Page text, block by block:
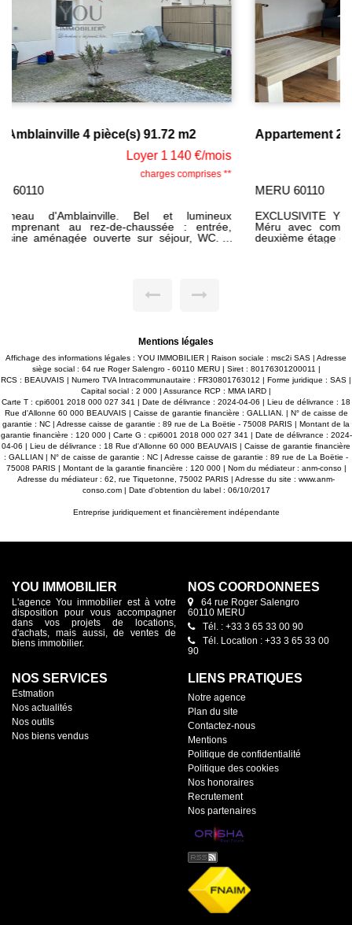
Appartement 2 pièce(s) meublé
MERU 60110
EXCLUSIVITE YOU IMMOBILIER Dans le centre ville de
Méru avec commodités sur place et gare à 5 min. Au
deuxième étage d'un bâtiment, bel et lumineux appartement
compteur EDF et gaz individuels. Disponible de suite.
Mentions légales
Affichage des informations légales : YOU IMMOBILIER | Raison sociale : msc2i SAS | Adresse
siège social : 64 rue Roger Salengro - 60110 MERU | Siret : 80176301200011 |
RCS : BEAUVAIS | Numero TVA Intracommunautaire : FR30801763012 | Forme juridique : SAS |
Capital social : 2 000 | Assurance RCP : MMA IARD |
Carte T : cpi6001 2018 000 027 341 | Date de délivrance : 2024-04-06 | Lieu de délivrance : 18
Rue d'Allonne 60 000 BEAUVAIS | Caisse de garantie financière : GALLIAN. | N° de caisse de
garantie : NC | Adresse caisse de garantie : 89 rue de La Boëtie - 75008 PARIS | Montant de la
garantie financière : 120 000 | Carte G : cpi6001 2018 000 027 341 | Date de délivrance : 2024-
04-06 | Lieu de délivrance : 18 Rue d'Allonne 60 000 BEAUVAIS | Caisse de garantie financière
: GALLIAN | N° de caisse de garantie : NC | Adresse caisse de garantie : 89 rue de La Boëtie -
75008 PARIS | Montant de la garantie financière : 120 000 | Nom du médiateur : anm-conso |
Adresse du médiateur : 62, rue Tiquetonne, 75002 PARIS | Adresse du site : www.anm-
conso.com| Date d'obtention du label : 06/10/2017
Entreprise juridiquement et financièrement indépendante
YOU IMMOBILIER
L'agence You immobilier est à votre
disposition pour vous accompagner
dans vos projets de locations,
d'achats, mais aussi, de ventes de
biens immobilier.
NOS COORDONNÉES
64 rue Roger Salengro
60110 MERU
Tél. : +33 3 65 33 00 90
Tél. Location : +33 3 65 33 00
90
NOS SERVICES
Estmation
Nos actualités
Nos outils
Nos biens vendus
LIENS PRATIQUES
Notre agence
Plan du site
Contactez-nous
Mentions
Politique de confidentialité
Politique des cookies
Nos honoraires
Recrutement
Nos partenaires